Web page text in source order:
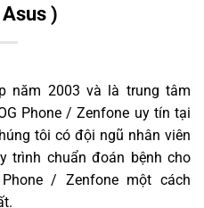
)
năm 2003 và là trung tâm
Phone / Zenfone uy tín tại
tôi có đội ngũ nhân viên
trình chuẩn đoán bệnh cho
/ Zenfone một cách